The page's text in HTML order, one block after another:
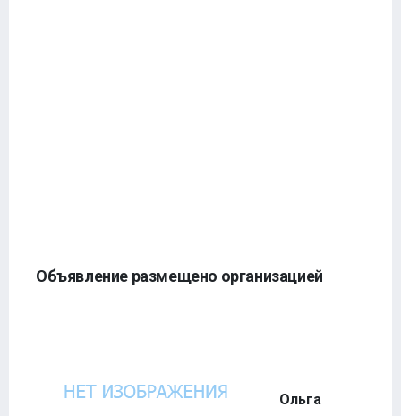
Объявление размещено организацией
Ольга